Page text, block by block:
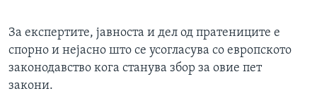
За експертите, јавноста и дел од пратениците е
спорно и нејасно што се усогласува со европското
законодавство кога станува збор за овие пет
закони.